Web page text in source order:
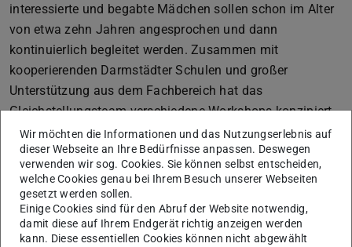
interessierte und begabte Mädchen sollen schon im Alter
von etwa zehn Jahren angesprochen und dann
kontinuierlich begleitet werden. Zusammen mit
kooperierenden Darmstädter Schulen und großer
Unterstützung aus dem Fachbereich hat das
Gleichstellungsteam verschiedene Workshops konzipiert,
die aufeinander aufbauen und alle zwei Jahre besucht
werden können. Die Schülerinnen lernen dabei,
selbstständig technische Aufgabenstellungen zu lösen,
die an Lehrinhalte aus dem Schulunterricht anknüpfen.
Neben den fachlichen Inhalten sollen die Teilnehmerinnen
auch weibliche Vorbilder kennenlernen. Die Workshops
Wir möchten die Informationen und das Nutzungserlebnis auf
dieser Webseite an Ihre Bedürfnisse anpassen. Deswegen
verwenden wir sog. Cookies. Sie können selbst entscheiden,
welche Cookies genau bei Ihrem Besuch unserer Webseiten
gesetzt werden sollen.
Einige Cookies sind für den Abruf der Website notwendig,
damit diese auf Ihrem Endgerät richtig anzeigen werden
kann. Diese essentiellen Cookies können nicht abgewählt